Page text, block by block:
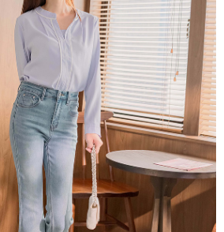
你分期」之契約關係目的，商店將以您的個人
址）提供予台灣大哥大進項蒐集、處理及利用，
帳單所需資料之確認、核對及更正。
以下連結： https://oppay.tw/userRule
先享後付 」之結帳頁面顯示為準，若有關於
消欲退款等相關疑問，請聯繫「AFTEE先享後付
support/home
限公司提供之「AFTEE先享後付」服務完成之交
內提供個人資料，並將交易相關給付款項請求債
公司。
請瀏覽以下網址：
得法定代理人或監護人之同意方可使用
經同意申辦者引起之損失，本公司不負相關責
時，將依據個別帳號之用戶狀況，依本公司即
若仍有額度不足之情形，本公司將視審查結果
含以上)免運費
查看運費